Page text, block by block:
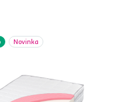
Novinka